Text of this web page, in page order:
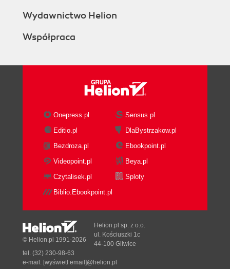
Wydawnictwo Helion
Współpraca
Onepress.pl
Sensus.pl
Editio.pl
DlaBystrzakow.pl
Bezdroza.pl
Ebookpoint.pl
Videopoint.pl
Beya.pl
Czytalisek.pl
Sploty
Biblio.Ebookpoint.pl
© Helion.pl 1991-2026
Helion.pl sp. z o.o.
ul. Kościuszki 1c
44-100 Gliwice
tel. (32) 230-98-63
e-mail: [wyświetl email]@helion.pl